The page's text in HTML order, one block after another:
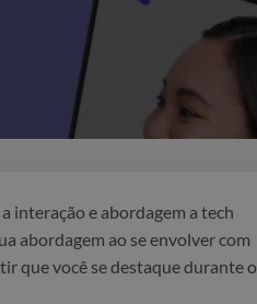
interação e abordagem a tech
abordagem ao se envolver com
que você se destaque durante o